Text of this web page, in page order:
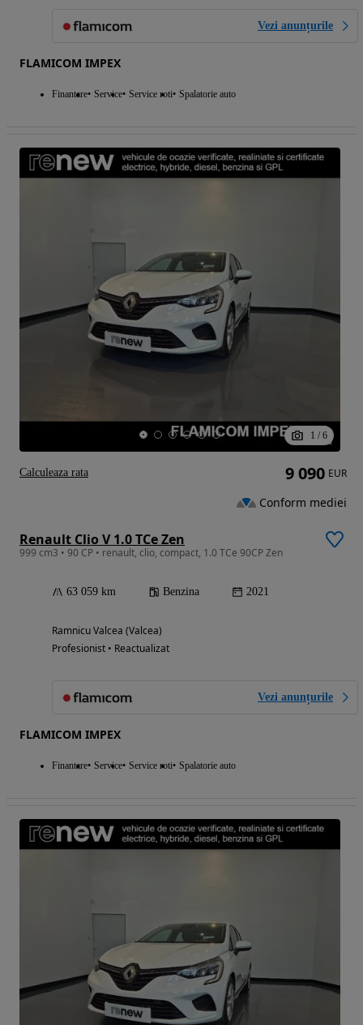
Vezi anunțurile
FLAMICOM IMPEX
Finantare Service Service roti Spalatorie auto
1 / 6
Renault Clio V 1.0 TCe Zen
999 cm3 • 90 CP • renault, clio, compact, 1.0 TCe 90CP Zen
63 059 km Benzina 2021
Ramnicu Valcea (Valcea)
Profesionist • Reactualizat
Vezi anunțurile
FLAMICOM IMPEX
Finantare Service Service roti Spalatorie auto
9 090 EUR
Conform mediei
Calculeaza rata